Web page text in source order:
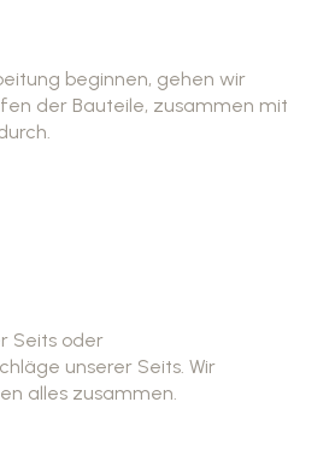
beginnen, gehen wir
der Bauteile, zusammen mit
Seits oder
unserer Seits. Wir
alles zusammen.